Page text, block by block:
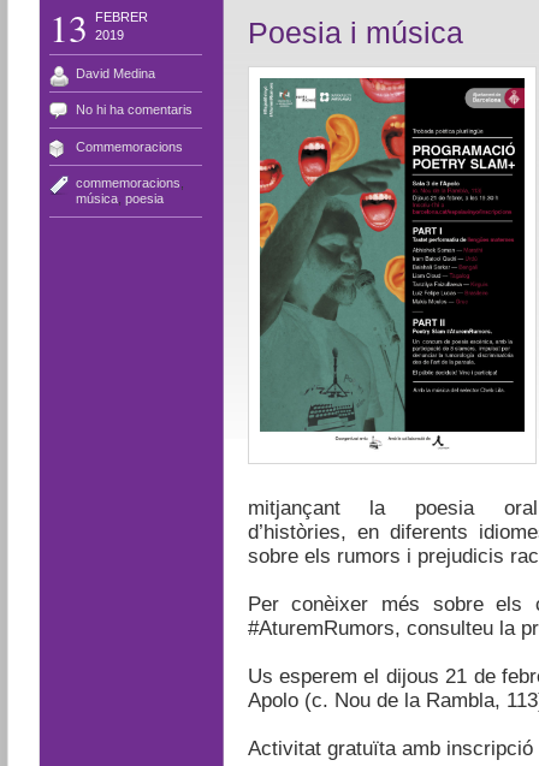
13
FEBRER
2019
David Medina
No hi ha comentaris
Commemoracions
commemoracions
música, poesia
Poesia i música
mitjançant la poesia
d’històries, en diferents
sobre els rumors i prejudicis
Per conèixer més sobre els
#AturemRumors, consulteu la
Us esperem el dijous 21 de
Apolo (c. Nou de la Rambla,
Activitat gratuïta amb